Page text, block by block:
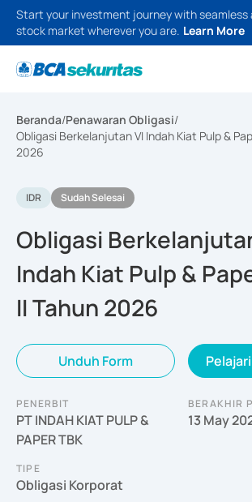
Start your investment journey with
stock market wherever you are. Learn More
Beranda/Penawaran Obligasi/
Obligasi Berkelanjutan VI Indah Kiat Pulp &
2026
IDR Sudah Selesai
Obligasi
Indah Kiat Pulp &
II Tahun 2026
Unduh Form
PENERBIT
PT INDAH KIAT PULP &
PAPER TBK
BERAKHIR
13 May
TIPE
Obligasi Korporat